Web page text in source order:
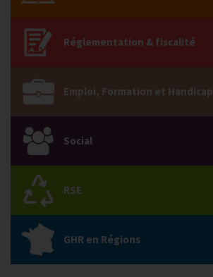
Réglementation & fiscalité
Emploi, Formation et Handicap
Social
RSE
GHR en Régions